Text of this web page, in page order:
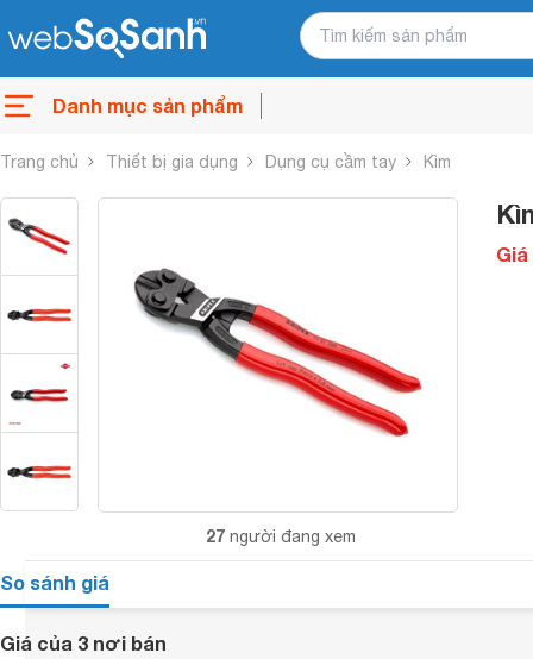
Danh mục sản phẩm
Trang chủ Thiết bị gia dụng Dụng cụ cầm tay Kìm
27 người đang xem
Giá
So sánh giá
Giá của 3 nơi bán